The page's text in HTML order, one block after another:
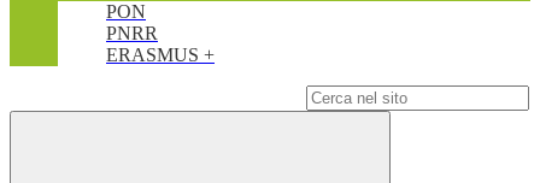
PON
PNRR
ERASMUS +